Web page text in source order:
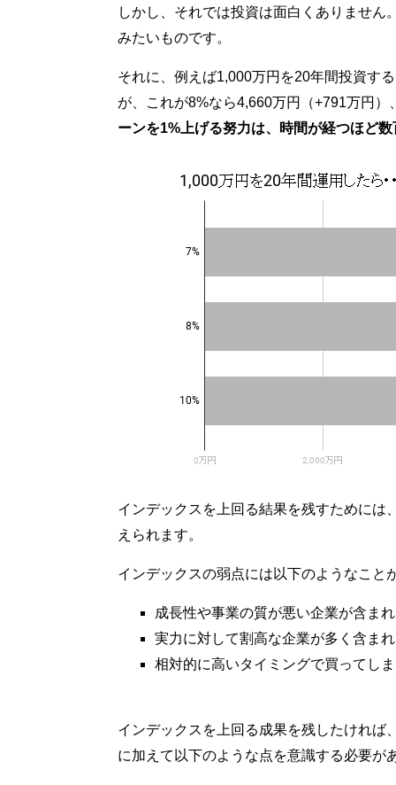
しかし、それでは投資は面白くありませ
みたいものです。
それに、例えば1,000万円を20年間投資す
が、これが8%なら4,660万円（+791万円
ーンを1%上げる努力は、時間が経つほど
インデックスを上回る結果を残すためには
えられます。
インデックスの弱点には以下のようなこと
成長性や事業の質が悪い企業が含ま
実力に対して割高な企業が多く含ま
相対的に高いタイミングで買ってし
インデックスを上回る成果を残したければ
に加えて以下のような点を意識する必要が